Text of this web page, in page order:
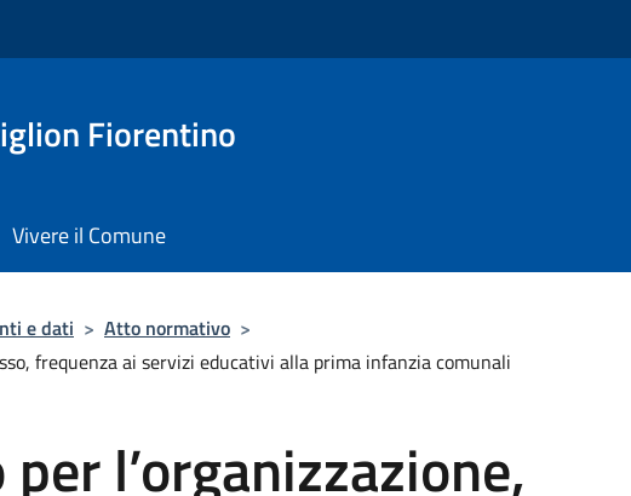
Fiorentino
Vivere il Comune
e dati > Atto normativo >
frequenza ai servizi educativi alla prima infanzia comunali
l’organizzazione,